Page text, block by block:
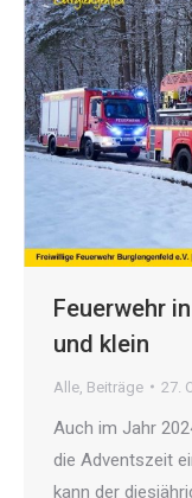
Feuerwehr
und klein
Alle Beiträge 27.
Auch im Jahr
die Adventszeit
kann der